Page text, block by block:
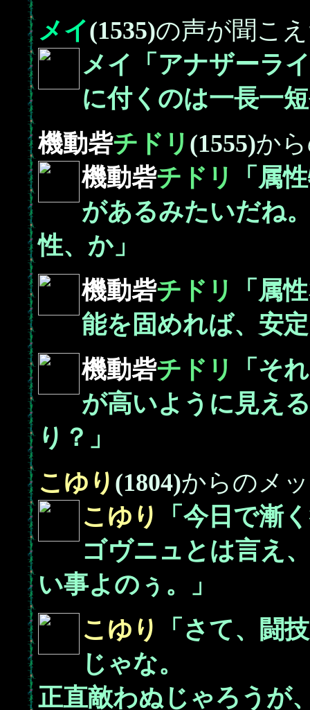
メイ(1535)の声が聞こ
メイ「アナザーラ
に付くのは一長一
機動砦チドリ (1555)か
機動砦チドリ
「属
があるみたいだね
性、か」
機動砦チドリ
「属
能を固めれば、安
機動砦チドリ
「そ
が高いように見え
り？」
こゆり (1804)からのメ
こゆり
「今日で漸
ゴヴニュとは言え
い事よのぅ。」
こゆり
「さて、闘
じゃな。
正直敵わぬじゃろうが